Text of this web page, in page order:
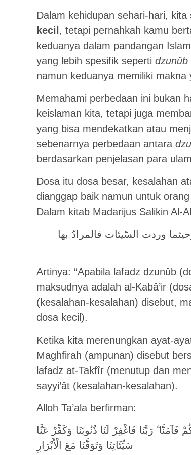
Dalam kehidupan sehari-hari,
kecil, tetapi pernahkah kamu
keduanya dalam pandangan
yang lebih spesifik seperti dzunûb
namun keduanya memiliki makna
Memahami perbedaan ini bukan
keislaman kita, tetapi juga
yang bisa mendekatkan atau
sebenarnya perbedaan antara
berdasarkan penjelasan para
Dosa itu dosa besar, kesalahan
dianggap baik namun untuk
Dalam kitab Madarijus Salikin Al-
ﻭﺭﺩﺕ ﺍﻟﺴّﻴﺌﺎﺕ ﻓﺎﻟﻤﺮﺍﺩُ ﺑﻬﺎ
Artinya: “Apabila lafadz dzunûb
maksudnya adalah al-Kabâ’ir
(kesalahan-kesalahan) disebut,
dosa kecil).
Ketika kita merenungkan ayat-
Maghfirah (ampunan) disebut
lafadz at-Takfîr (menutup dan
sayyi’ât (kesalahan-kesalahan).
Alloh Ta’ala berfirman:
فَآمَنَّا ۚ رَبَّنَا فَاغْفِرْ لَنَا ذُنُوبَنَا وَكَفِّرْ عَنَّا
سَيِّئَاتِنَا وَتَوَفَّنَا مَعَ الْأَبْرَارِ